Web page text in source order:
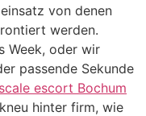
von denen
werden.
Week, oder wir
passende Sekunde
escort Bochum
hinter firm, wie